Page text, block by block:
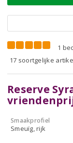
1
17 soortgelijke
Reserve
Smaakprofiel
Smeuïg, rijk